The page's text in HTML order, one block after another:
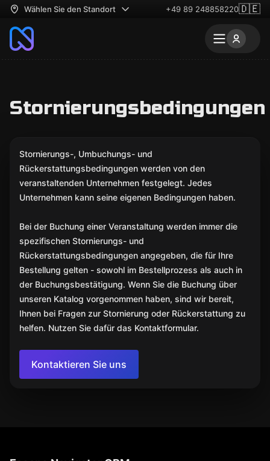
Wählen Sie den Standort +49 89 248858220🇩🇪
Stornierungsbedingungen
Stornierungs-, Umbuchungs- und
Rückerstattungsbedingungen werden von den
veranstaltenden Unternehmen festgelegt. Jedes
Unternehmen kann seine eigenen Bedingungen haben.
Bei der Buchung einer Veranstaltung werden immer die
spezifischen Stornierungs- und
Rückerstattungsbedingungen angegeben, die für Ihre
Bestellung gelten - sowohl im Bestellprozess als auch in
der Buchungsbestätigung. Wenn Sie die Buchung über
unseren Katalog vorgenommen haben, sind wir bereit,
Ihnen bei Fragen zur Stornierung oder Rückerstattung zu
helfen. Nutzen Sie dafür das Kontaktformular.
Kontaktieren Sie uns